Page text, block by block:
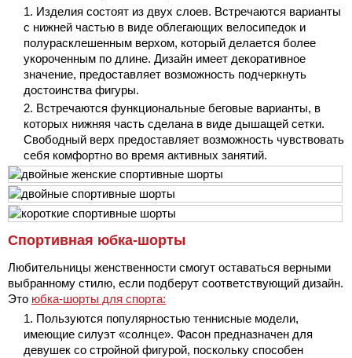
Изделия состоят из двух слоев. Встречаются варианты
с нижней частью в виде облегающих велосипедок и
полурасклешенным верхом, который делается более
укороченным по длине. Дизайн имеет декоративное
значение, предоставляет возможность подчеркнуть
достоинства фигуры.
Встречаются функциональные беговые варианты, в
которых нижняя часть сделана в виде дышащей сетки.
Свободный верх предоставляет возможность чувствовать
себя комфортно во время активных занятий.
Спортивная юбка-шорты
Любительницы женственности смогут оставаться верными
выбранному стилю, если подберут соответствующий дизайн.
Это юбка-шорты для спорта:
Пользуются популярностью теннисные модели,
имеющие силуэт «солнце». Фасон предназначен для
девушек со стройной фигурой, поскольку способен